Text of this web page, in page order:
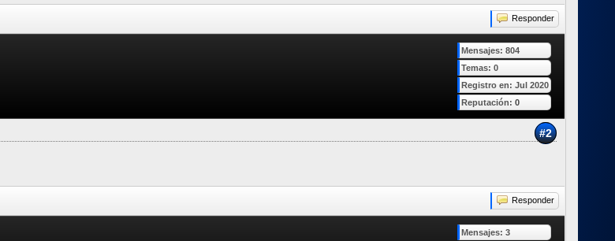
Responder
Mensajes: 804
Temas: 0
Registro en: Jul 2020
Reputación: 0
#2
Responder
Mensajes: 3